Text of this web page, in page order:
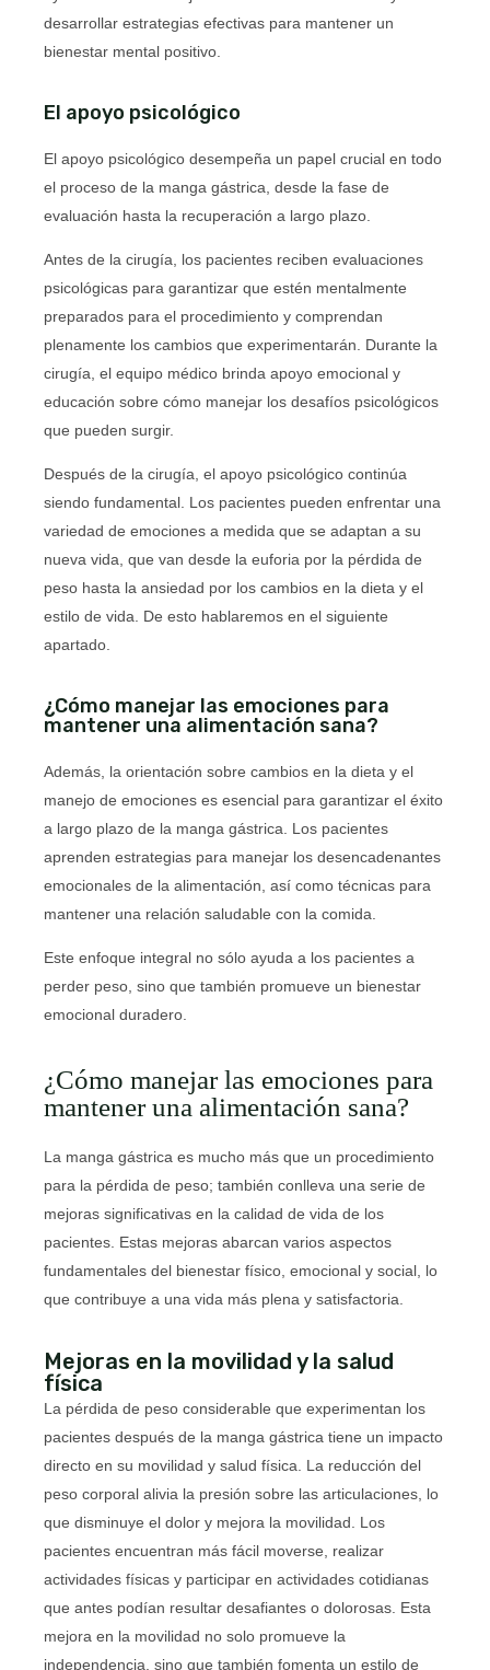
desarrollar estrategias efectivas para mantener un
bienestar mental positivo.
El apoyo psicológico
El apoyo psicológico desempeña un papel crucial en todo
el proceso de la manga gástrica, desde la fase de
evaluación hasta la recuperación a largo plazo.
Antes de la cirugía, los pacientes reciben evaluaciones
psicológicas para garantizar que estén mentalmente
preparados para el procedimiento y comprendan
plenamente los cambios que experimentarán. Durante la
cirugía, el equipo médico brinda apoyo emocional y
educación sobre cómo manejar los desafíos psicológicos
que pueden surgir.
Después de la cirugía, el apoyo psicológico continúa
siendo fundamental. Los pacientes pueden enfrentar una
variedad de emociones a medida que se adaptan a su
nueva vida, que van desde la euforia por la pérdida de
peso hasta la ansiedad por los cambios en la dieta y el
estilo de vida. De esto hablaremos en el siguiente
apartado.
¿Cómo manejar las emociones para
mantener una alimentación sana?
Además, la orientación sobre cambios en la dieta y el
manejo de emociones es esencial para garantizar el éxito
a largo plazo de la manga gástrica. Los pacientes
aprenden estrategias para manejar los desencadenantes
emocionales de la alimentación, así como técnicas para
mantener una relación saludable con la comida.
Este enfoque integral no sólo ayuda a los pacientes a
perder peso, sino que también promueve un bienestar
emocional duradero.
¿Cómo manejar las emociones para
mantener una alimentación sana?
La manga gástrica es mucho más que un procedimiento
para la pérdida de peso; también conlleva una serie de
mejoras significativas en la calidad de vida de los
pacientes. Estas mejoras abarcan varios aspectos
fundamentales del bienestar físico, emocional y social, lo
que contribuye a una vida más plena y satisfactoria.
Mejoras en la movilidad y la salud
física
La pérdida de peso considerable que experimentan los
pacientes después de la manga gástrica tiene un impacto
directo en su movilidad y salud física. La reducción del
peso corporal alivia la presión sobre las articulaciones, lo
que disminuye el dolor y mejora la movilidad. Los
pacientes encuentran más fácil moverse, realizar
actividades físicas y participar en actividades cotidianas
que antes podían resultar desafiantes o dolorosas. Esta
mejora en la movilidad no solo promueve la
independencia, sino que también fomenta un estilo de